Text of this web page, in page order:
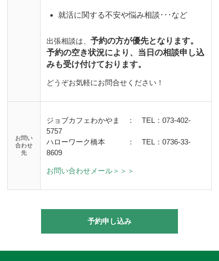
就活に関する不安や悩み相談･･･など
出張相談は、 予約の方が優先となります。
予約の空き状況により、当日の相談申し込
みも受け付けております。
どうぞお気軽にお問合せください！
お問い
合わせ
先
ジョブカフェわかやま ： TEL：073-402-
5757
ハローワーク橋本
： TEL：0736-33-
8609
お問い合わせメール＞＞＞
予約申し込み